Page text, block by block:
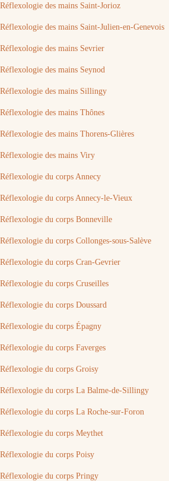
Réflexologie des mains Saint-Jorioz
Réflexologie des mains Saint-Julien-en-Genevois
Réflexologie des mains Sevrier
Réflexologie des mains Seynod
Réflexologie des mains Sillingy
Réflexologie des mains Thônes
Réflexologie des mains Thorens-Glières
Réflexologie des mains Viry
Réflexologie du corps Annecy
Réflexologie du corps Annecy-le-Vieux
Réflexologie du corps Bonneville
Réflexologie du corps Collonges-sous-Salève
Réflexologie du corps Cran-Gevrier
Réflexologie du corps Cruseilles
Réflexologie du corps Doussard
Réflexologie du corps Épagny
Réflexologie du corps Faverges
Réflexologie du corps Groisy
Réflexologie du corps La Balme-de-Sillingy
Réflexologie du corps La Roche-sur-Foron
Réflexologie du corps Meythet
Réflexologie du corps Poisy
Réflexologie du corps Pringy